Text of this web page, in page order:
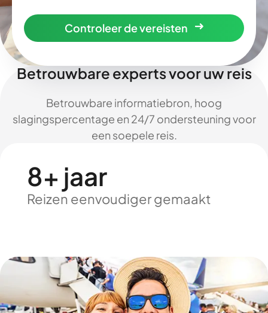
Controleer de vereisten
Betrouwbare experts voor uw reis
Betrouwbare informatiebron, hoog
slagingspercentage en 24/7 ondersteuning voor
een soepele reis.
8+ jaar
Reizen eenvoudiger gemaakt